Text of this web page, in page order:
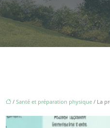
/ Santé et préparation physique / La